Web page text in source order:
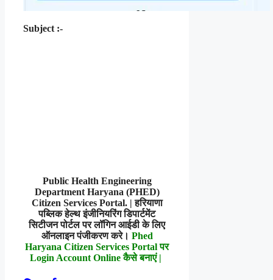
Subject :-
Public Health Engineering
Department Haryana (PHED)
Citizen Services Portal. | हरियाणा
पब्लिक हेल्थ इंजीनियरिंग डिपार्टमेंट
सिटीजन पोर्टल पर लॉगिन आईडी के लिए
ऑनलाइन पंजीकरण करे। Phed
Haryana Citizen Services Portal पर
Login Account Online कैसे बनाएं |